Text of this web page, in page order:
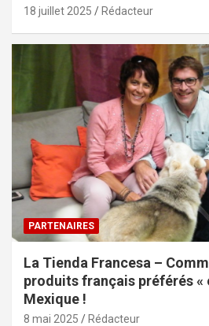
18 juillet 2025 Rédacteur
PARTENAIRES
La Tienda Francesa –
produits français préférés «
Mexique !
8 mai 2025 Rédacteur